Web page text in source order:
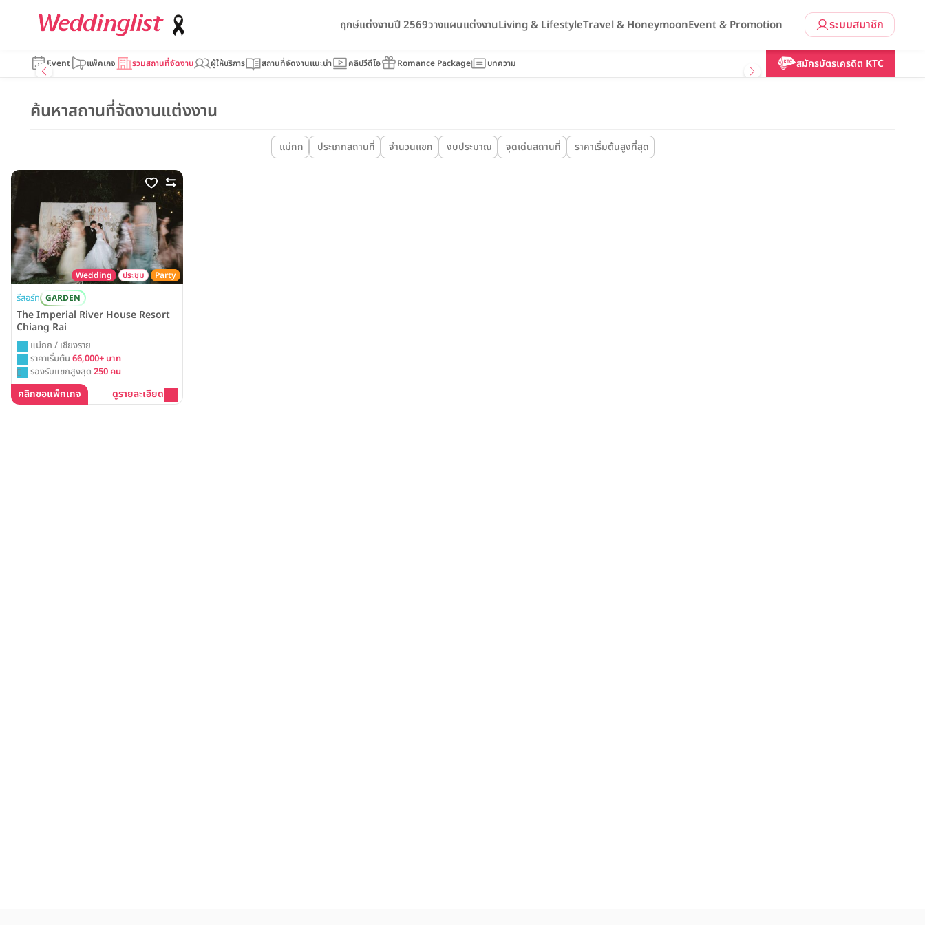
ระบบสมาชิก
ฤกษ์แต่งงานปี 2569วางแผนแต่งงานLiving & LifestyleTravel & HoneymoonEvent & Promotion
Event แพ็คเกจ รวมสถานที่จัดงาน ผู้ให้บริการ สถานที่จัดงานแนะนำ คลิปวีดีโอ Romance Package บทความ สมัครบัตรเครดิต KTC
ค้นหาสถานที่จัดงานแต่งงาน
แม่กก ประเภทสถานที่ จำนวนแขก งบประมาณ จุดเด่นสถานที่ ราคาเริ่มต้นสูงที่สุด
Wedding ประชุม Party
รีสอร์ท GARDEN
The Imperial River House Resort
Chiang Rai
แม่กก / เชียงราย
ราคาเริ่มต้น 66,000+ บาท
รองรับแขกสูงสุด 250 คน
คลิกขอแพ็กเกจ ดูรายละเอียด